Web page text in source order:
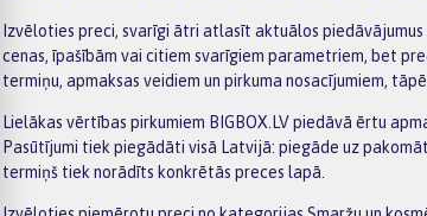
Izvēloties preci, svarīgi ātri atlasīt aktuālos
cenas, īpašībām vai citiem svarīgiem parametriem, bet
termiņu, apmaksas veidiem un pirkuma nosacījumiem,
Lielākas vērtības pirkumiem BIGBOX.LV piedāvā ērtu
Pasūtījumi tiek piegādāti visā Latvijā: piegāde uz
termiņš tiek norādīts konkrētās preces lapā.